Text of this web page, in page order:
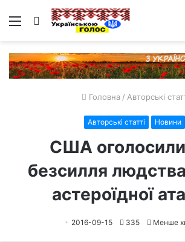
Меню Пошук
Головна / Авторські
Авторські статті Новини
США
безсилля
астероїдної
2016-09-15 335 Менше